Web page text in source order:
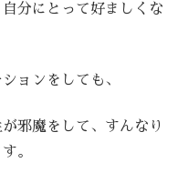
分にとって好ましくな
ョンをしても、
邪魔をして、すんなり
。